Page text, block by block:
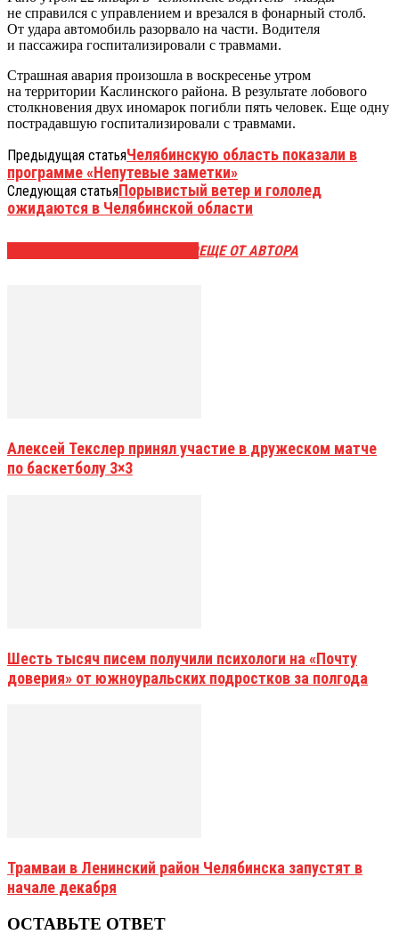
не справился с управлением и врезался в фонарный столб.
От удара автомобиль разорвало на части. Водителя
и пассажира госпитализировали с травмами.
Страшная авария произошла в воскресенье утром
на территории Каслинского района. В результате лобового
столкновения двух иномарок погибли пять человек. Еще одну
пострадавшую госпитализировали с травмами.
Предыдущая статьяЧелябинскую область показали в
программе «Непутевые заметки»
Следующая статьяПорывистый ветер и гололед
ожидаются в Челябинской области
ЕЩЕ ОТ АВТОРА
Алексей Текслер принял участие в дружеском матче
по баскетболу 3×3
Шесть тысяч писем получили психологи на «Почту
доверия» от южноуральских подростков за полгода
Трамваи в Ленинский район Челябинска запустят в
начале декабря
ОСТАВЬТЕ ОТВЕТ